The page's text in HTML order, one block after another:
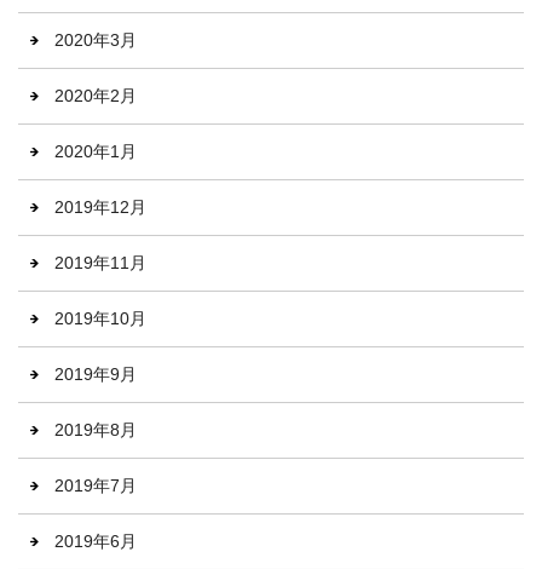
2020年3月
2020年2月
2020年1月
2019年12月
2019年11月
2019年10月
2019年9月
2019年8月
2019年7月
2019年6月